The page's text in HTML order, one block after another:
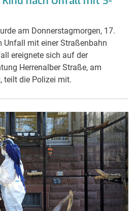
am Donnerstagmorgen, 17.
Unfall mit einer Straßenbahn
ereignete sich auf der
Herrenalber Straße, am
teilt die Polizei mit.